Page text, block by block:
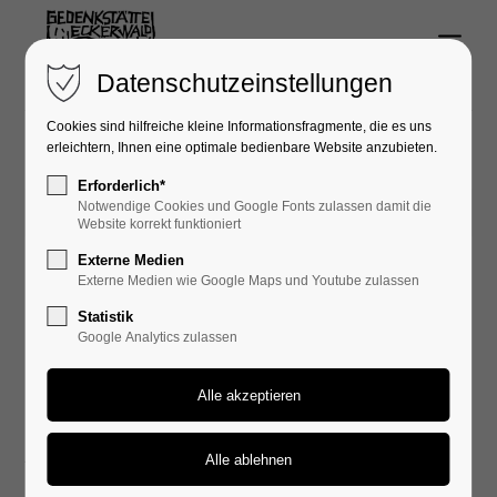
Login
Passwort
Anmelden
Lost your password?
Menu
03.10.2023 19:15
Einladung zum Theaterstück am
3. Oktober 2023
Ein halbes Jahr lang werden 1944/45 täglich etwa
fünfhundert KZ-Häftlinge auf ihrem Weg vom Lager in
Schörzingen zur Baustelle beim Eckerwald in der
Datenschutzeinstellungen
Cookies sind hilfreiche kleine Informationsfragmente, die es uns
erleichtern, Ihnen eine optimale bedienbare Website anzubieten.
Erforderlich*
Notwendige Cookies und Google Fonts zulassen damit die
Website korrekt funktioniert
Externe Medien
Externe Medien wie Google Maps und Youtube zulassen
Statistik
Google Analytics zulassen